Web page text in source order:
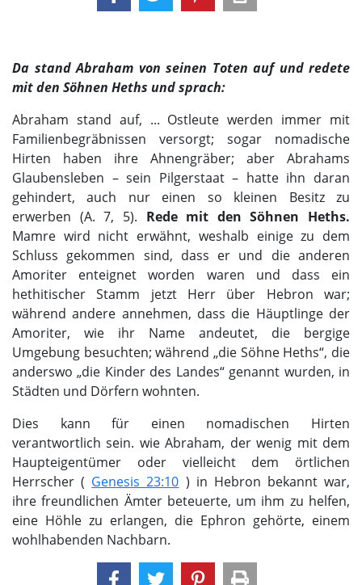
Da stand Abraham von seinen Toten auf und redete
mit den Söhnen Heths und sprach:
Abraham stand auf, ... Ostleute werden immer mit
Familienbegräbnissen versorgt; sogar nomadische
Hirten haben ihre Ahnengräber; aber Abrahams
Glaubensleben – sein Pilgerstaat – hatte ihn daran
gehindert, auch nur einen so kleinen Besitz zu
erwerben (A. 7, 5). Rede mit den Söhnen Heths.
Mamre wird nicht erwähnt, weshalb einige zu dem
Schluss gekommen sind, dass er und die anderen
Amoriter enteignet worden waren und dass ein
hethitischer Stamm jetzt Herr über Hebron war;
während andere annehmen, dass die Häuptlinge der
Amoriter, wie ihr Name andeutet, die bergige
Umgebung besuchten; während „die Söhne Heths“, die
anderswo „die Kinder des Landes“ genannt wurden, in
Städten und Dörfern wohnten.
Dies kann für einen nomadischen Hirten
verantwortlich sein. wie Abraham, der wenig mit dem
Haupteigentümer oder vielleicht dem örtlichen
Herrscher ( Genesis 23:10 ) in Hebron bekannt war,
ihre freundlichen Ämter beteuerte, um ihm zu helfen,
eine Höhle zu erlangen, die Ephron gehörte, einem
wohlhabenden Nachbarn.